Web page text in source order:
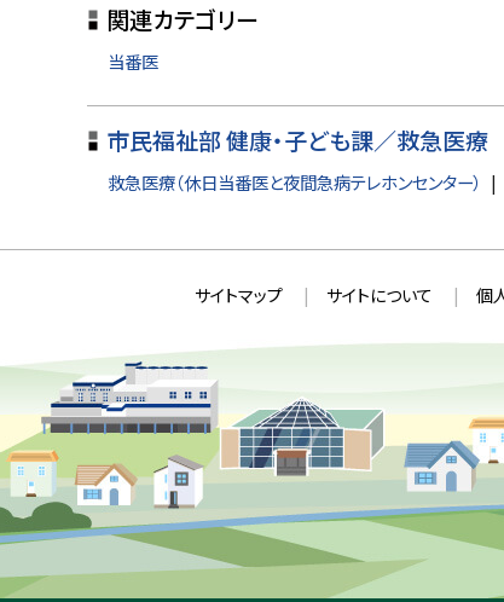
プ
に
る
関連カテゴリー
当番医
市民福祉部 健康・子ども課／救急医療
救急医療（休日当番医と夜間急病テレホンセンター）
ュ
ー
へ
戻
ト
情
報
サイトマップ サイトについて 個